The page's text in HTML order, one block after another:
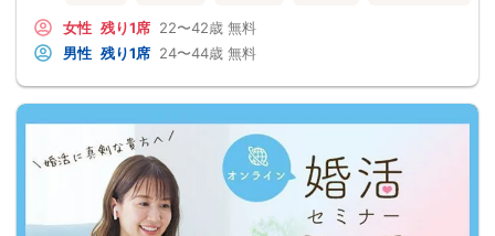
女性 残り1席 22〜42歳 無料
男性 残り1席 24〜44歳 無料